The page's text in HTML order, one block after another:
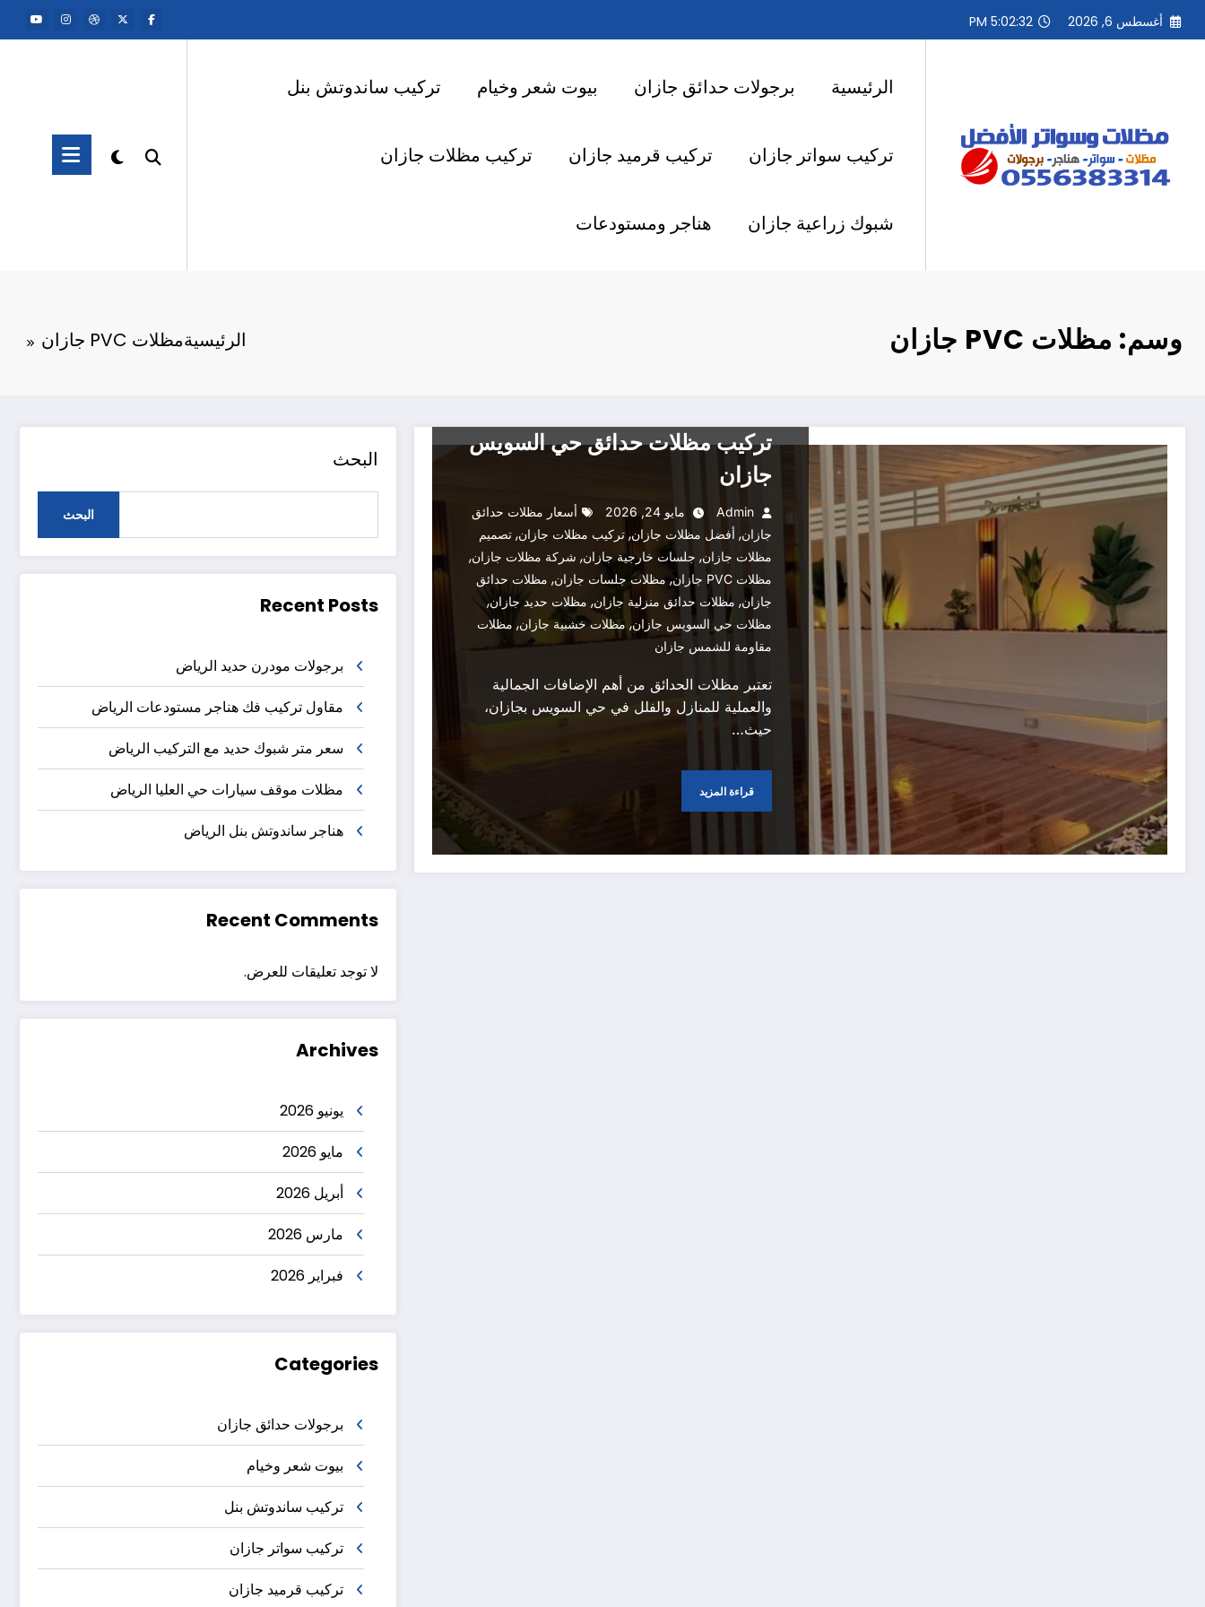
التجاوز
أغسطس 6, 2026 5:02:33 PM
الرئيسية برجولات حدائق جازان بيوت شعر وخيام تركيب ساندوتش بنل
تركيب سواتر جازان تركيب قرميد جازان تركيب مظلات جازان
شبوك زراعية جازان هناجر ومستودعات
وسم: مظلات PVC جازان الرئيسيةمظلات PVC جازان
تركيب مظلات حدائق حي السويس
جازان
Admin مايو 24, 2026
أسعار مظلات حدائق
جازان, أفضل مظلات جازان, تركيب مظلات جازان, تصميم
مظلات جازان, جلسات خارجية جازان, شركة مظلات جازان,
مظلات PVC جازان , مظلات جلسات جازان, مظلات حدائق
جازان, مظلات حدائق منزلية جازان, مظلات حديد جازان,
مظلات حي السويس جازان, مظلات خشبية جازان, مظلات
مقاومة للشمس جازان
تعتبر مظلات الحدائق من أهم الإضافات الجمالية
والعملية للمنازل والفلل في حي السويس بجازان،
حيث…
قراءة المزيد
البحث
البحث
Recent Posts
برجولات مودرن حديد الرياض
مقاول تركيب فك هناجر مستودعات الرياض
سعر متر شبوك حديد مع التركيب الرياض
مظلات موقف سيارات حي العليا الرياض
هناجر ساندوتش بنل الرياض
Recent Comments
لا توجد تعليقات للعرض.
Archives
يونيو 2026
مايو 2026
أبريل 2026
مارس 2026
فبراير 2026
Categories
برجولات حدائق جازان
بيوت شعر وخيام
تركيب ساندوتش بنل
تركيب سواتر جازان
تركيب قرميد جازان